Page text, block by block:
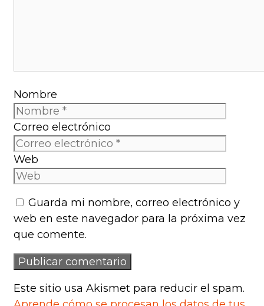
Nombre
Correo electrónico
Web
Guarda mi nombre, correo electrónico y
web en este navegador para la próxima vez
que comente.
Este sitio usa Akismet para reducir el spam.